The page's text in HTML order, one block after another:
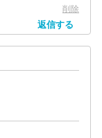
削除
返信する